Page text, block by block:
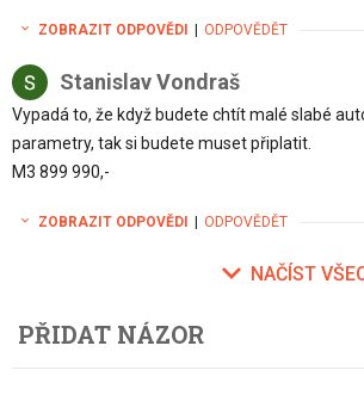
ZOBRAZIT ODPOVĚDI ODPOVĚDĚT
Stanislav Vondraš
Vypadá to, že když budete chtít malé slabé
parametry, tak si budete muset připlatit.
M3 899 990,-
ZOBRAZIT ODPOVĚDI ODPOVĚDĚT
NAČÍST
PŘIDAT NÁZOR